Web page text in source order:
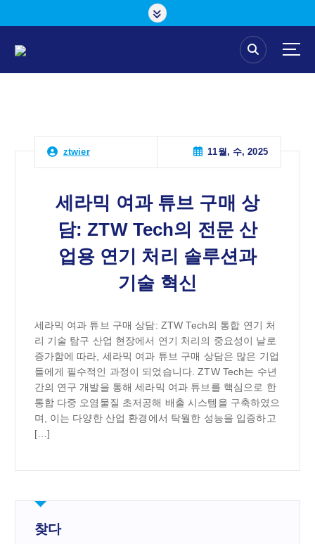
ztwier 11월, 수, 2025
세라믹 여과 튜브 구매 상
담: ZTW Tech의 전문 산
업용 연기 처리 솔루션과
기술 혁신
세라믹 여과 튜브 구매 상담: ZTW Tech의 통합 연기 처
리 기술 탐구 산업 현장에서 연기 처리의 중요성이 날로
증가함에 따라, 세라믹 여과 튜브 구매 상담은 많은 기업
들에게 필수적인 과정이 되었습니다. ZTW Tech는 수년
간의 연구 개발을 통해 세라믹 여과 튜브를 핵심으로 한
통합 다중 오염물질 초저공해 배출 시스템을 구축하였으
며, 이는 다양한 산업 환경에서 탁월한 성능을 입증하고
[…]
찾다